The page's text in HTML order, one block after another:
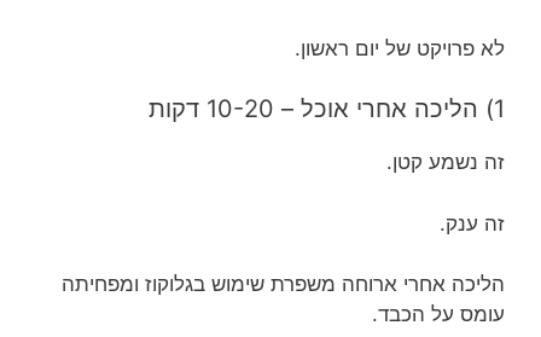
לא פרויקט של יום ראשון.
1) הליכה אחרי אוכל – 10-20 דקות
זה נשמע קטן.
זה ענק.
הליכה אחרי ארוחה משפרת שימוש בגלוקוז ומפחיתה
עומס על הכבד.